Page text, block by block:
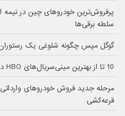
سلطه برقی‌ها
گوگل مپس چگونه شلوغی یک
10 تا از بهترین مینی‌سریال‌های HBO در دهه 2000 میلادی
مرحله جدید فروش خودروهای
قرعه‌کشی